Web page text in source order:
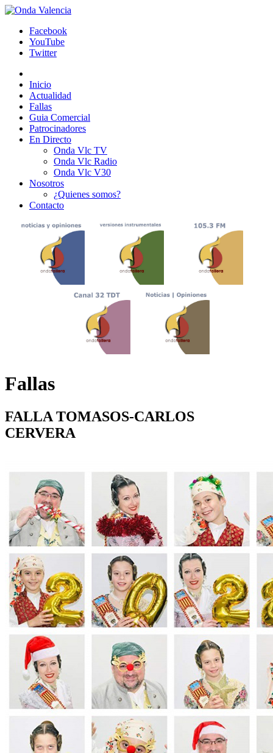
Facebook
YouTube
Twitter
Inicio
Actualidad
Fallas
Guia Comercial
Patrocinadores
En Directo
Onda Vlc TV
Onda Vlc Radio
Onda Vlc V30
Nosotros
¿Quienes somos?
Contacto
Fallas
FALLA TOMASOS-CARLOS
CERVERA